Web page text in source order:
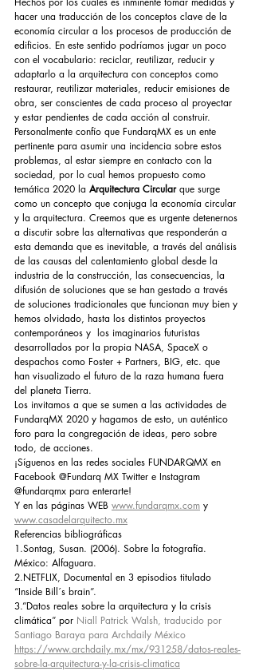
hacer una traducción de los conceptos clave de la
economía circular a los procesos de producción de
edificios. En este sentido podríamos jugar un poco
con el vocabulario: reciclar, reutilizar, reducir y
adaptarlo a la arquitectura con conceptos como
restaurar, reutilizar materiales, reducir emisiones de
obra, ser conscientes de cada proceso al proyectar
y estar pendientes de cada acción al construir.
Personalmente confío que FundarqMX es un ente
pertinente para asumir una incidencia sobre estos
problemas, al estar siempre en contacto con la
sociedad, por lo cual hemos propuesto como
temática 2020 la Arquitectura Circular que surge
como un concepto que conjuga la economía circular
y la arquitectura. Creemos que es urgente detenernos
a discutir sobre las alternativas que responderán a
esta demanda que es inevitable, a través del análisis
de las causas del calentamiento global desde la
industria de la construcción, las consecuencias, la
difusión de soluciones que se han gestado a través
de soluciones tradicionales que funcionan muy bien y
hemos olvidado, hasta los distintos proyectos
contemporáneos y  los imaginarios futuristas
desarrollados por la propia NASA, SpaceX o
despachos como Foster + Partners, BIG, etc. que
han visualizado el futuro de la raza humana fuera
del planeta Tierra.
Los invitamos a que se sumen a las actividades de
FundarqMX 2020 y hagamos de esto, un auténtico
foro para la congregación de ideas, pero sobre
todo, de acciones.
¡Síguenos en las redes sociales FUNDARQMX en
Facebook @Fundarq MX Twitter e Instagram
@fundarqmx para enterarte!
Y en las páginas WEB www.fundarqmx.com y
www.casadelarquitecto.mx
Referencias bibliográficas
1.Sontag, Susan. (2006). Sobre la fotografía.
México: Alfaguara.
2.NETFLIX, Documental en 3 episodios titulado
“Inside Bill´s brain”.
3.”Datos reales sobre la arquitectura y la crisis
climática” por Niall Patrick Walsh, traducido por
Santiago Baraya para Archdaily México
https://www.archdaily.mx/mx/931258/datos-reales-
sobre-la-arquitectura-y-la-crisis-climatica